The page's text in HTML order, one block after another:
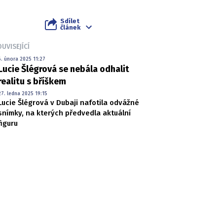
Sdílet
článek
února 2025 11:27
Šlégrová se nebála odhalit
s bříškem
ledna 2025 19:15
Šlégrová v Dubaji nafotila odvážné
na kterých předvedla aktuální